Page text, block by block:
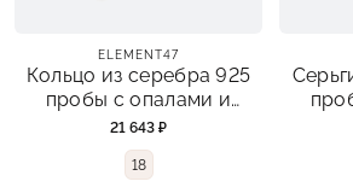
ELEMENT47
Кольцо из серебра 925
пробы с опалами и
сапфирами
21 643 ₽
18